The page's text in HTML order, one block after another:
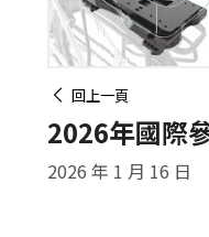
回上一頁
2026年國際
2026 年 1 月 16 日